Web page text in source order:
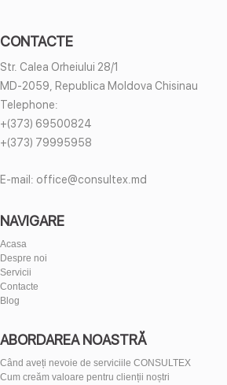
CONTACTE
Str. Calea Orheiului 28/1
MD-2059, Republica Moldova Chisinau
Telephone:
+(373) 69500824
+(373) 79995958
E-mail: office@consultex.md
NAVIGARE
Acasa
Despre noi
Servicii
Contacte
Blog
ABORDAREA NOASTRĂ
Când aveți nevoie de serviciile CONSULTEX
Cum creăm valoare pentru clienții noștri